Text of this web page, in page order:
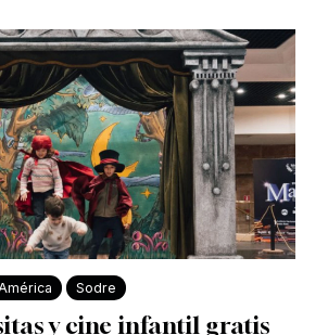
Sodre
y cine infantil gratis